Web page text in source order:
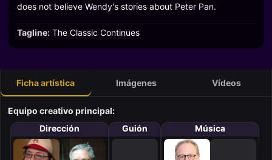
does not believe Wendy's stories about Peter Pan.
Tagline: The Classic Continues
Ficha artística Imágenes Vídeos
Equipo creativo principal:
Dirección
Guión Música